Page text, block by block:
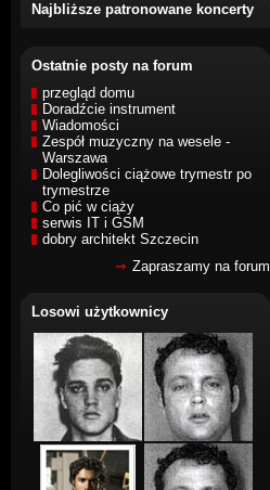
Najbliższe patronowane koncerty
Ostatnie posty na forum
przegląd domu
Doradźcie instrument
Wiadomości
Zespół muzyczny na wesele -
Warszawa
Dolegliwości ciążowe trymestr po
trymestrze
Co pić w ciąży
serwis IT i GSM
dobry architekt Szczecin
Zapraszamy na forum
Losowi użytkownicy